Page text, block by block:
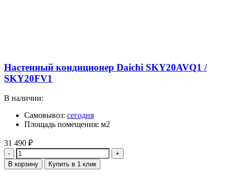
Настенный кондиционер Daichi SKY20AVQ1 /
SKY20FV1
В наличии:
Самовывоз: сегодня
Площадь помещения: м2
31 490 ₽
Количество
В корзину Купить в 1 клик